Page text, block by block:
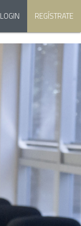
LOGIN REGÍSTRATE